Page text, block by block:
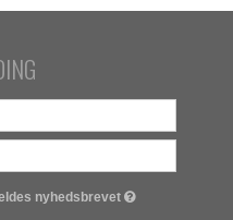
nyhedsbrevet